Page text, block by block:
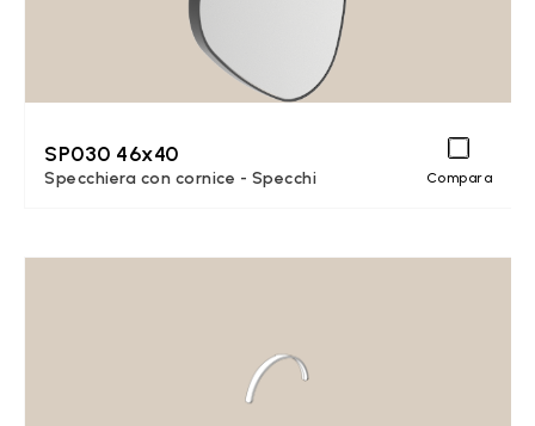
SP030 46x40
Specchiera con cornice - Specchi Compara